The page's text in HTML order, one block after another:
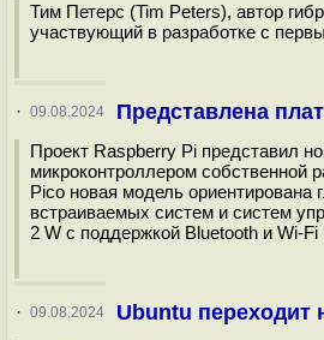
Тим Петерс (Tim Peters), автор
участвующий в разработке с
· 09.08.2024 Представлена
Проект Raspberry Pi представил
микроконтроллером собственной
Pico новая модель ориентирована
встраиваемых систем и систем
2 W с поддержкой Bluetooth и Wi-
· 09.08.2024 Ubuntu переходит